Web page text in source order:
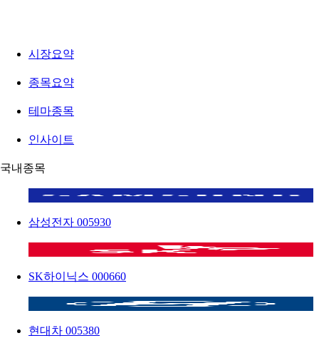
시장요약
종목요약
테마종목
인사이트
국내종목
삼성전자 005930
SK하이닉스 000660
현대차 005380